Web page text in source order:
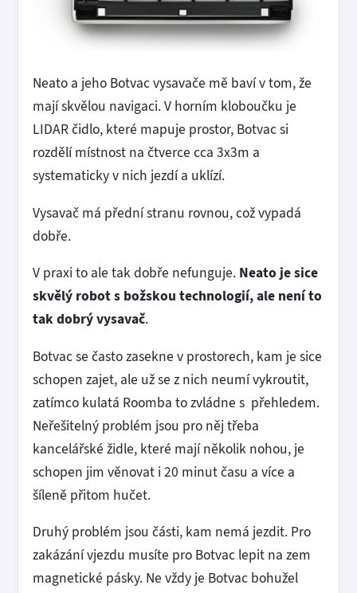
Neato a jeho Botvac vysavače mě baví v tom, že
mají skvělou navigaci. V horním kloboučku je
LIDAR čidlo, které mapuje prostor, Botvac si
rozdělí místnost na čtverce cca 3x3m a
systematicky v nich jezdí a uklízí.
Vysavač má přední stranu rovnou, což vypadá
dobře.
V praxi to ale tak dobře nefunguje. Neato je sice
skvělý robot s božskou technologií, ale není to
tak dobrý vysavač.
Botvac se často zasekne v prostorech, kam je sice
schopen zajet, ale už se z nich neumí vykroutit,
zatímco kulatá Roomba to zvládne s přehledem.
Neřešitelný problém jsou pro něj třeba
kancelářské židle, které mají několik nohou, je
schopen jim věnovat i 20 minut času a více a
šíleně přitom hučet.
Druhý problém jsou části, kam nemá jezdit. Pro
zakázání vjezdu musíte pro Botvac lepit na zem
magnetické pásky. Ne vždy je Botvac bohužel